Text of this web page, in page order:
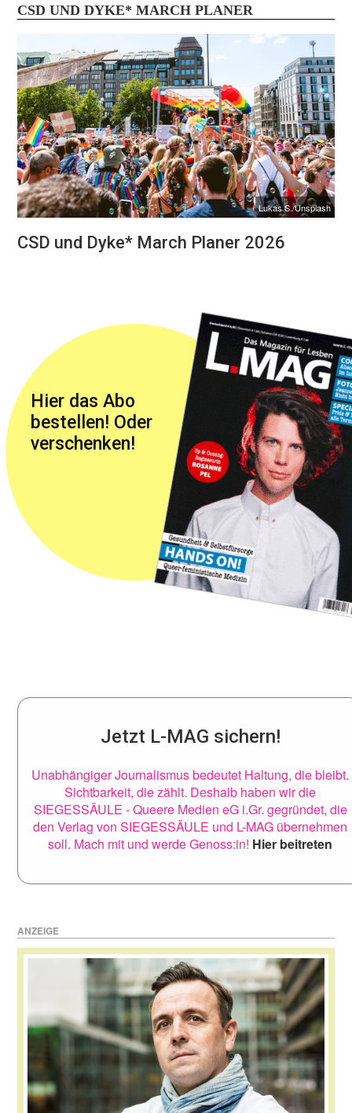
CSD UND DYKE* MARCH PLANER
Lukas S./Unsplash
CSD und Dyke* March Planer 2026
Hier das Abo
bestellen! Oder
verschenken!
Jetzt L-MAG sichern!
Unabhängiger Journalismus bedeutet Haltung, die bleibt.
Sichtbarkeit, die zählt. Deshalb haben wir die
SIEGESSÄULE - Queere Medien eG i.Gr. gegründet, die
den Verlag von SIEGESSÄULE und L-MAG übernehmen
soll. Mach mit und werde Genoss:in! Hier beitreten
ANZEIGE